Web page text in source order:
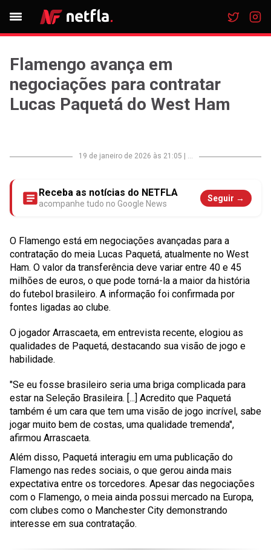
Flamengo avança em
negociações para contratar
Lucas Paquetá do West Ham
19 de janeiro de 2026 às 21:05 ...
Receba as notícias do NETFLA
acompanhe tudo no Google News
Seguir →
O Flamengo está em negociações avançadas para a
contratação do meia Lucas Paquetá, atualmente no West
Ham. O valor da transferência deve variar entre 40 e 45
milhões de euros, o que pode torná-la a maior da história
do futebol brasileiro. A informação foi confirmada por
fontes ligadas ao clube.
O jogador Arrascaeta, em entrevista recente, elogiou as
qualidades de Paquetá, destacando sua visão de jogo e
habilidade.
"Se eu fosse brasileiro seria uma briga complicada para
estar na Seleção Brasileira. [...] Acredito que Paquetá
também é um cara que tem uma visão de jogo incrível, sabe
jogar muito bem de costas, uma qualidade tremenda",
afirmou Arrascaeta.
Além disso, Paquetá interagiu em uma publicação do
Flamengo nas redes sociais, o que gerou ainda mais
expectativa entre os torcedores. Apesar das negociações
com o Flamengo, o meia ainda possui mercado na Europa,
com clubes como o Manchester City demonstrando
interesse em sua contratação.